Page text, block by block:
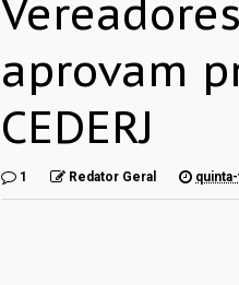
aprovam
CEDERJ
1 Redator Geral